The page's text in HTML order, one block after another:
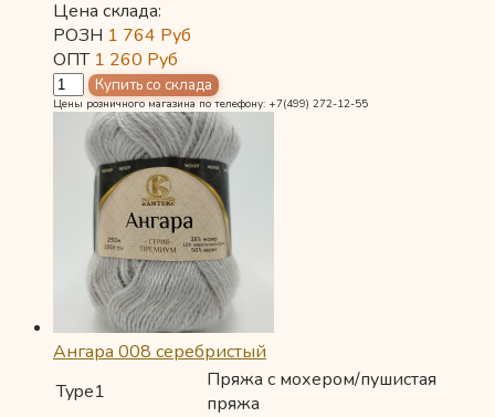
Цена склада:
РОЗН 1 764 Руб
ОПТ 1 260 Руб
Цены розничного магазина по телефону: +7(499) 272-12-55
Ангара 008 серебристый
Type1
Пряжа с мохером/пушистая
пряжа